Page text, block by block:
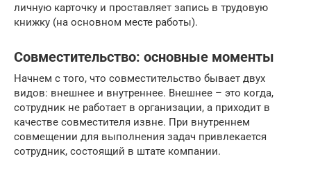
личную карточку и проставляет запись в трудовую
книжку (на основном месте работы).
Совместительство: основные моменты
Начнем с того, что совместительство бывает двух
видов: внешнее и внутреннее. Внешнее – это когда,
сотрудник не работает в организации, а приходит в
качестве совместителя извне. При внутреннем
совмещении для выполнения задач привлекается
сотрудник, состоящий в штате компании.